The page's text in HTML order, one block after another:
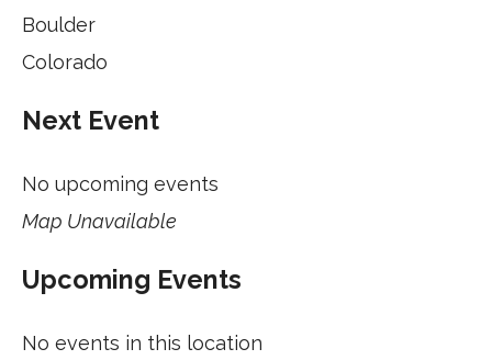
Boulder
Colorado
Next Event
No upcoming events
Map Unavailable
Upcoming Events
No events in this location